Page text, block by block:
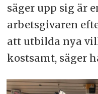
säger upp sig är
arbetsgivaren
att utbilda nya
kostsamt, säger